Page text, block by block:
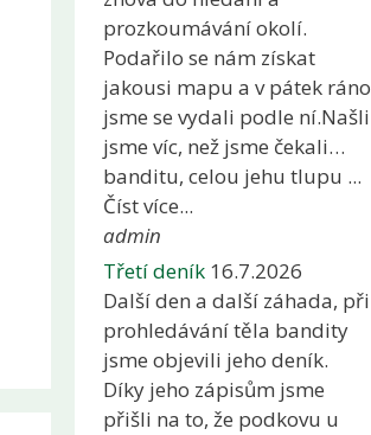
prozkoumávání okolí.
Podařilo se nám získat
jakousi mapu a v pátek ráno
jsme se vydali podle ní.Našli
jsme víc, než jsme čekali…
banditu, celou jehu tlupu ...
Číst více...
admin
Třetí deník 16.7.2026
Další den a další záhada, při
prohledávání těla bandity
jsme objevili jeho deník.
Díky jeho zápisům jsme
přišli na to, že podkovu u